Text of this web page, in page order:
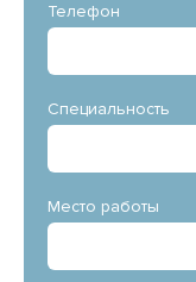
Телефон
Специальность
Место работы